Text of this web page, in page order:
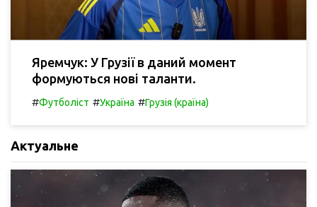
Яремчук: У Грузії в даний момент
формуються нові таланти.
#Футболіст #Україна #Грузія (країна)
Актуальне